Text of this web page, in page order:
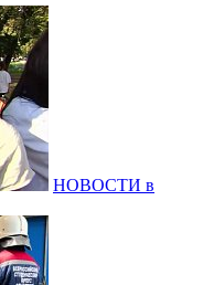
НОВОСТИ в